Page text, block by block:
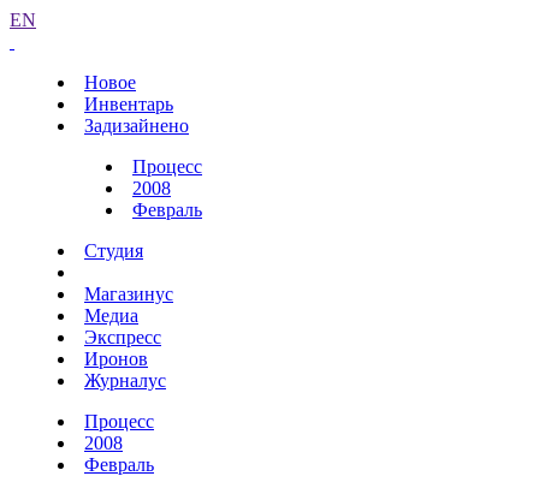
EN
Новое
Инвентарь
Задизайнено
Процесс
2008
Февраль
Студия
Магазинус
Медиа
Экспресс
Иронов
Журналус
Процесс
2008
Февраль